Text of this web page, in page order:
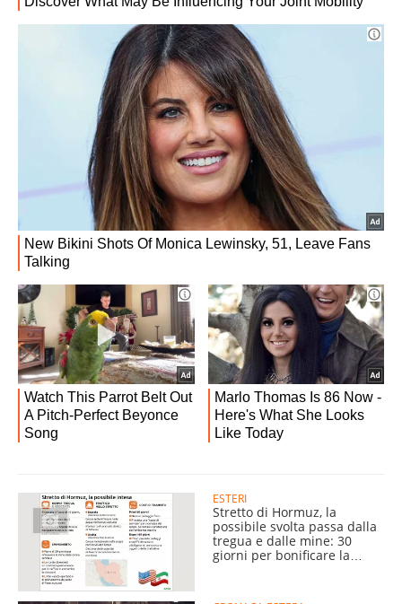
ESTERI
Stretto di Hormuz, la
possibile svolta passa dalla
tregua e dalle mine: 30
giorni per bonificare la